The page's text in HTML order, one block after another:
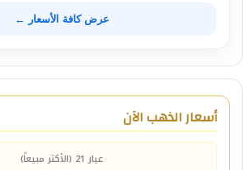
عرض كافة الأسعار ←
أسعار الذهب الآن
عيار 21 (الأكثر مبيعاً)